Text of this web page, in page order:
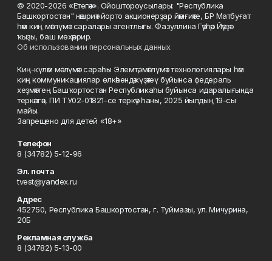
© 2020-2026 «Етегән». Ойоштороусылары: "Республика
Башкортостан" нәшриәт йорто акционерҙар йәмғиәте, БР Матбуғат
һәм киң мәғлүмәт саралары агентлығы. Фазуллина Гәүһәр Йәүҙәт
ҡыҙы, баш мөхәррир.
Об использовании персональных данных
Киң-күләм мәғлүмәт сараһы Элемтә, мәғлүмәт технологиялары һәм
киң коммуникациялар өлкәһендә күҙәтеү буйынса федераль
хеҙмәттең Башҡортостан Республикаһы буйынса идаралығында
теркәлгән, ПИ ТУ02-01821-се теркәү һаны, 2025 йылдың 19-сы
майы.
Запрещено для детей «18+»
Телефон
8 (34782) 5-12-96
Эл. почта
tvest@yandex.ru
Адрес
452750, Республика Башкортостан, г. Туймазы, ул. Мичурина,
20Б
Рекламная служба
8 (34782) 5-13-00